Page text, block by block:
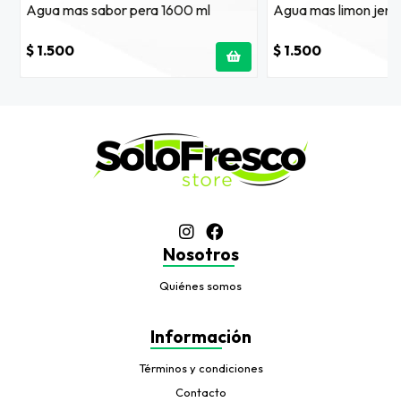
Agua mas sabor pera 1600 ml
$ 1.500
Agua mas limon
$ 1.500
Nosotros
Quiénes somos
Información
Términos y condiciones
Contacto